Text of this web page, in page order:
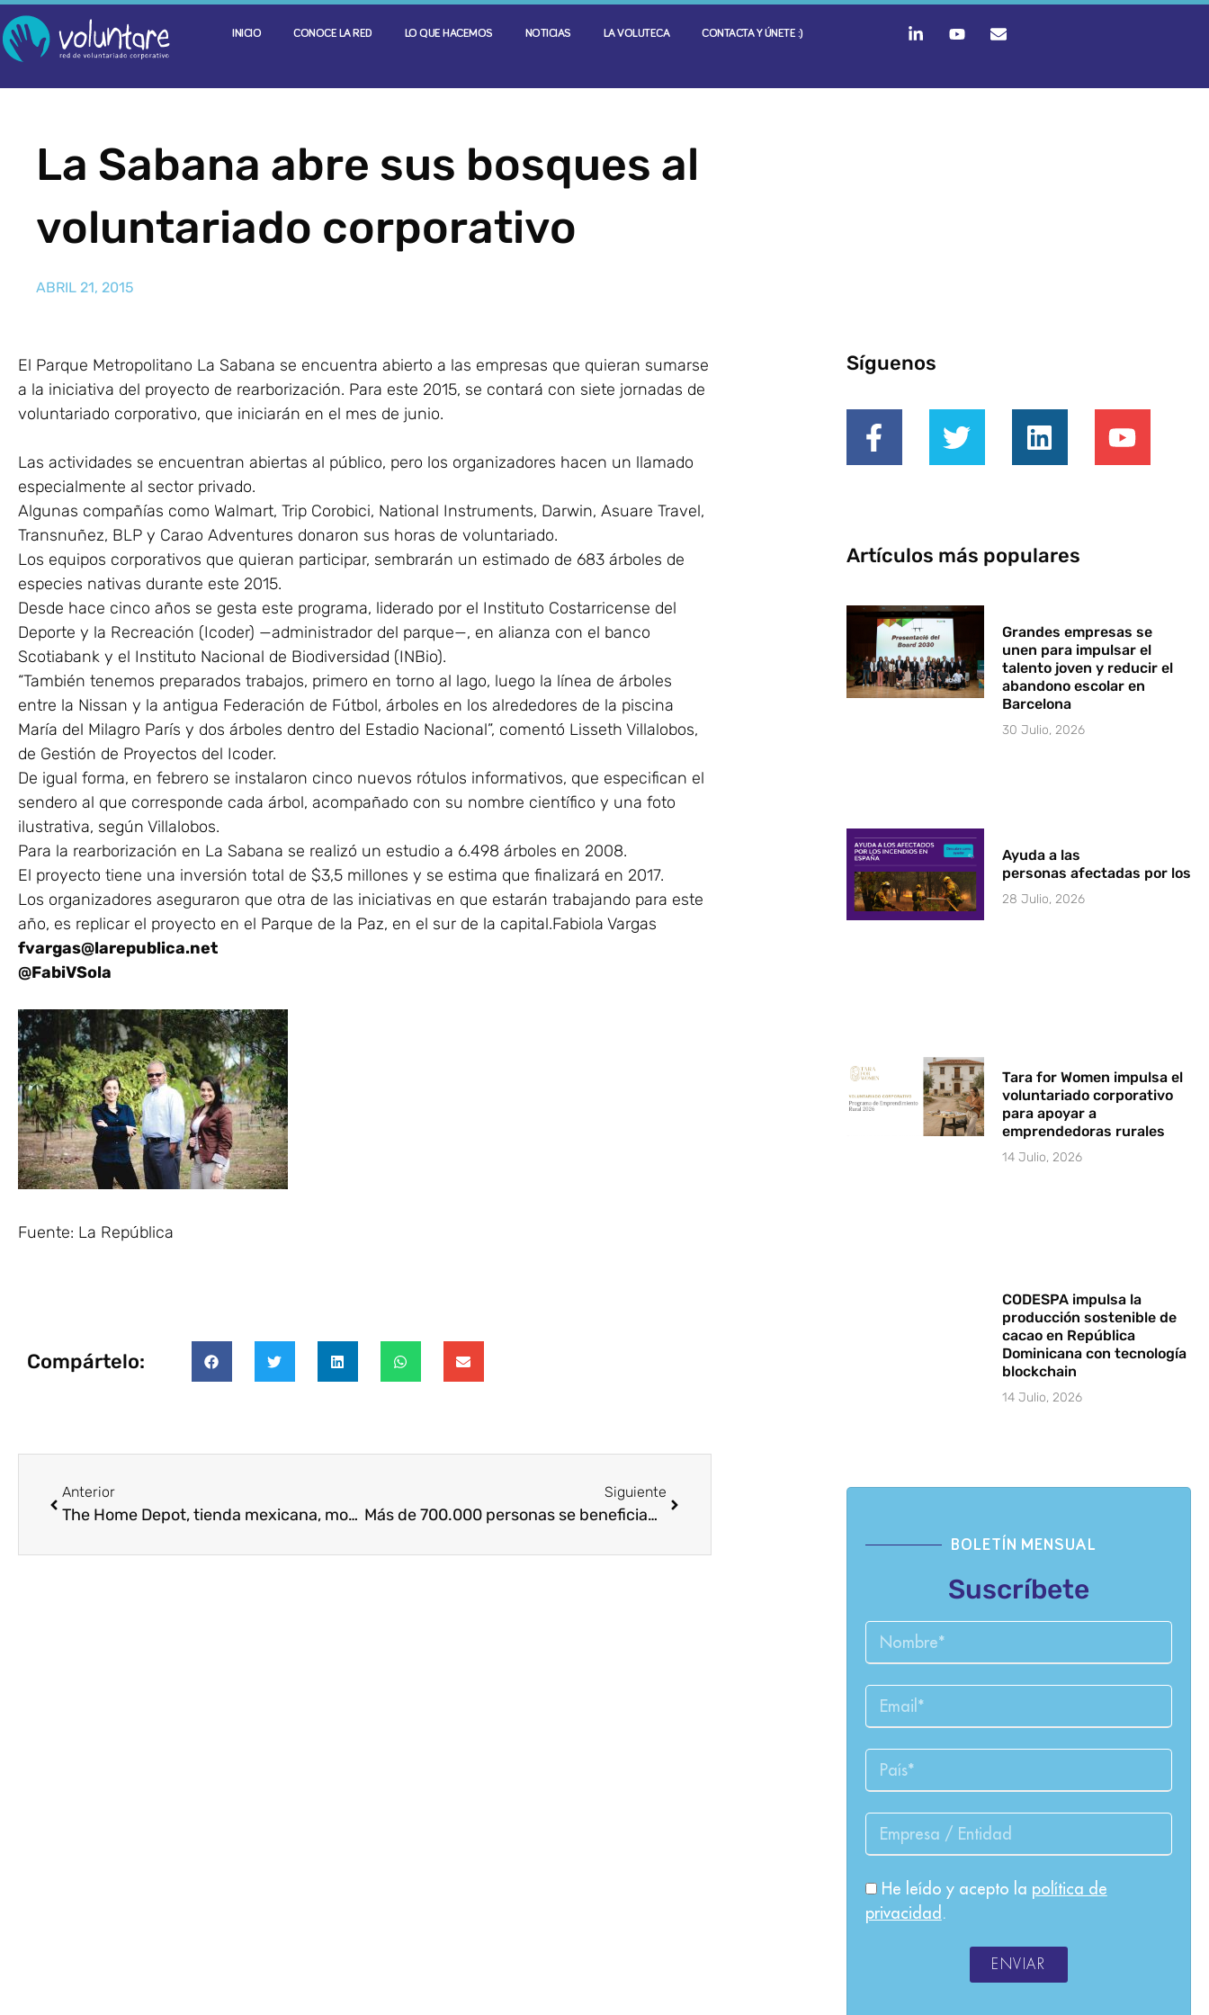
INICIO CONOCE LA RED LO QUE HACEMOS NOTICIAS LA VOLUTECA CONTACTA Y ÚNETE :)
La Sabana abre sus bosques al
voluntariado corporativo
ABRIL 21, 2015
El Parque Metropolitano La Sabana se encuentra abierto a las empresas que quieran sumarse
a la iniciativa del proyecto de rearborización. Para este 2015, se contará con siete jornadas de
voluntariado corporativo, que iniciarán en el mes de junio.
Las actividades se encuentran abiertas al público, pero los organizadores hacen un llamado
especialmente al sector privado.
Algunas compañías como Walmart, Trip Corobici, National Instruments, Darwin, Asuare Travel,
Transnuñez, BLP y Carao Adventures donaron sus horas de voluntariado.
Los equipos corporativos que quieran participar, sembrarán un estimado de 683 árboles de
especies nativas durante este 2015.
Desde hace cinco años se gesta este programa, liderado por el Instituto Costarricense del
Deporte y la Recreación (Icoder) —administrador del parque—, en alianza con el banco
Scotiabank y el Instituto Nacional de Biodiversidad (INBio).
“También tenemos preparados trabajos, primero en torno al lago, luego la línea de árboles
entre la Nissan y la antigua Federación de Fútbol, árboles en los alrededores de la piscina
María del Milagro París y dos árboles dentro del Estadio Nacional”, comentó Lisseth Villalobos,
de Gestión de Proyectos del Icoder.
De igual forma, en febrero se instalaron cinco nuevos rótulos informativos, que especifican el
sendero al que corresponde cada árbol, acompañado con su nombre científico y una foto
ilustrativa, según Villalobos.
Para la rearborización en La Sabana se realizó un estudio a 6.498 árboles en 2008.
El proyecto tiene una inversión total de $3,5 millones y se estima que finalizará en 2017.
Los organizadores aseguraron que otra de las iniciativas en que estarán trabajando para este
año, es replicar el proyecto en el Parque de la Paz, en el sur de la capital.Fabiola Vargas
fvargas@larepublica.net
@FabiVSola
Fuente: La República
Compártelo:
Anterior
The Home Depot, tienda mexicana, movilizará a más de 5000 voluntarios en 2015
Siguiente
Más de 700.000 personas se benefician del voluntariado corporativo de Mapfre
Síguenos
Artículos más populares
Grandes empresas se
unen para impulsar el
talento joven y reducir el
abandono escolar en
Barcelona
30 Julio, 2026
Ayuda a las
personas afectadas por los
28 Julio, 2026
Tara for Women impulsa el
voluntariado corporativo
para apoyar a
emprendedoras rurales
14 Julio, 2026
CODESPA impulsa la
producción sostenible de
cacao en República
Dominicana con tecnología
blockchain
14 Julio, 2026
BOLETÍN MENSUAL
Suscríbete
He leído y acepto la política de
privacidad .
ENVIAR